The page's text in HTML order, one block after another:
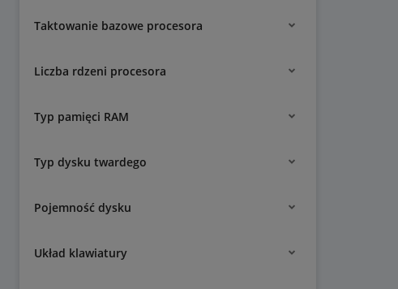
Taktowanie bazowe procesora
Liczba rdzeni procesora
Typ pamięci RAM
Typ dysku twardego
Pojemność dysku
Układ klawiatury